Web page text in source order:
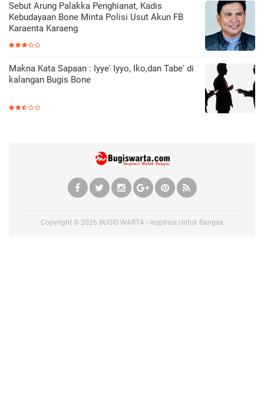
Sebut Arung Palakka Penghianat, Kadis
Kebudayaan Bone Minta Polisi Usut Akun FB
Karaenta Karaeng
Makna Kata Sapaan : Iyye' Iyyo, Iko,dan Tabe' di
kalangan Bugis Bone
Copyright © 2026 BUGIS WARTA - Inspirasi Untuk Bangsa